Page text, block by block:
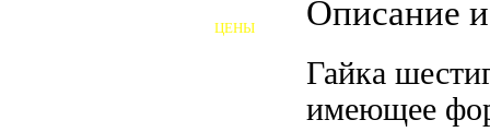
Описание
Гайка
имеющее
ЦЕНЫ